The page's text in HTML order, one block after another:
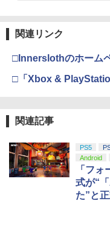
関連リンク
□Innerslothのホーム
□「Xbox &
関連記事
PS5
Android
「フ
式が“
た”と